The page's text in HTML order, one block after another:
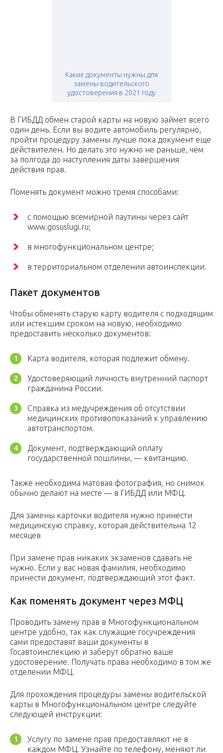
Какие документы нужны для
замены водительского
удостоверения в 2021 году
В ГИБДД обмен старой карты на новую займет всего
один день. Если вы водите автомобиль регулярно,
пройти процедуру замены лучше пока документ еще
действителен. Но делать это нужно не раньше, чем
за полгода до наступления даты завершения
действия прав.
Поменять документ можно тремя способами:
с помощью всемирной паутины через сайт
www.gosuslugi.ru;
в многофункциональном центре;
в территориальном отделении автоинспекции.
Пакет документов
Чтобы обменять старую карту водителя с подходящим
или истекшим сроком на новую, необходимо
предоставить несколько документов:
Карта водителя, которая подлежит обмену.
Удостоверяющий личность внутренний паспорт
гражданина России.
Справка из медучреждения об отсутствии
медицинских противопоказаний к управлению
автотранспортом.
Документ, подтверждающий оплату
государственной пошлины, — квитанцию.
Также необходима матовая фотография, но снимок
обычно делают на месте — в ГИБДД или МФЦ.
Для замены карточки водителя нужно принести
медицинскую справку, которая действительна 12
месяцев
При замене прав никаких экзаменов сдавать не
нужно. Если у вас новая фамилия, необходимо
принести документ, подтверждающий этот факт.
Как поменять документ через МФЦ
Проводить замену прав в Многофункциональном
центре удобно, так как служащие госучреждения
сами предоставят ваши документы в
Госавтоинспекцию и заберут обратно ваше
удостоверение. Получать права необходимо в том же
отделении МФЦ.
Для прохождения процедуры замены водительской
карты в Многофункциональном центре следуйте
следующей инструкции:
Услугу по замене прав предоставляют не в
каждом МФЦ. Узнайте по телефону, меняют ли